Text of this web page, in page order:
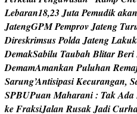
Lebaran18,23 JutaPemudikakan
JatengGPMPemprovJateng Tur
DireskrimsusPoldaJatengLakuk
DemakSabilu Taubah BlitarBeri
DemamAmankan Puluhan Rema
Sarung’AntisipasiKecurangan, S
SPBUPuan Maharani: TakAda
keFraksiJalan RusakJadiCurh